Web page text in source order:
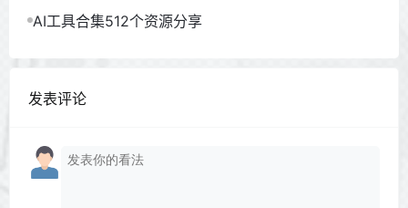
歌】
AI工具合集512个资源分享
发表评论